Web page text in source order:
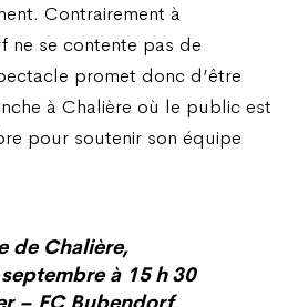
Contrairement à
ne se contente pas de
promet donc d’être
à Chalière où le public est
pour soutenir son équipe
de Chalière,
à 15 h 30
– FC Bubendorf